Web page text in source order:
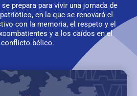
prepara para vivir una jornada de
en la que se renovará el
con la memoria, el respeto y el
y a los caídos en el
conflicto bélico.